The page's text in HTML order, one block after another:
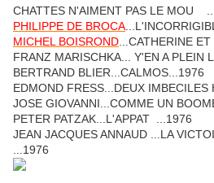
CHATTES N'AIMENT PAS LE MOU
PHILIPPE DE BROCA
MICHEL BOISROND ...CATHERINE
FRANZ MARISCHKA... Y'EN A PLEIN
BERTRAND BLIER...CALMOS...1976
EDMOND FRESS...DEUX IMBECILES
JOSE GIOVANNI...COMME UN
PETER PATZAK...L'APPAT ...1976
JEAN JACQUES ANNAUD ...LA
...1976